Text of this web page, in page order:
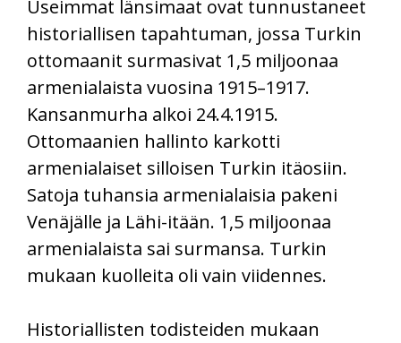
Useimmat länsimaat ovat tunnustaneet
historiallisen tapahtuman, jossa Turkin
ottomaanit surmasivat 1,5 miljoonaa
armenialaista vuosina 1915–1917.
Kansanmurha alkoi 24.4.1915.
Ottomaanien hallinto karkotti
armenialaiset silloisen Turkin itäosiin.
Satoja tuhansia armenialaisia pakeni
Venäjälle ja Lähi-itään. 1,5 miljoonaa
armenialaista sai surmansa. Turkin
mukaan kuolleita oli vain viidennes.
Historiallisten todisteiden mukaan